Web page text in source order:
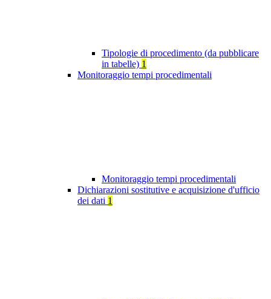
Tipologie di procedimento (da pubblicare
in tabelle) 1
Monitoraggio tempi procedimentali
Monitoraggio tempi procedimentali
Dichiarazioni sostitutive e acquisizione d'ufficio
dei dati 1